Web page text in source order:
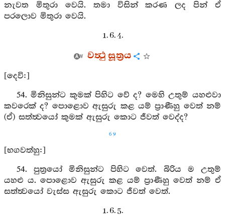
නැවත මිතුරා වෙයි. තමා විසින් කරණ ලද පින් ඒ
පරලොව මිතුරා වෙයි.
1. 6. 4.
වත්‍ථු සූත්‍රය
[දෙවි:]
54. මිනිසුන්ට කුමක් පිහිට වේ ද? මෙහි උතුම් යහළුවා
කවරෙක් ද? පොළොව ඇසුරු කළ යම් ප්‍රාණීහු වෙත් නම්
(ඒ) සත්ත්‍වයෝ කුමක් ඇසුරු කොට ජීවත් වෙද්ද?
69
[භගවත්හු:]
54. පුත්‍රයෝ මිනිසුන්ට පිහිට වෙත්. බිරිය ම උතුම්
යහළු ය. පොළොව ඇසුරු කළ යම් ප්‍රාණීහු වෙත් නම් ඒ
සත්ත්‍වයෝ වැස්ස ඇසුරු කොට ජීවත් වෙත්.
1. 6. 5.